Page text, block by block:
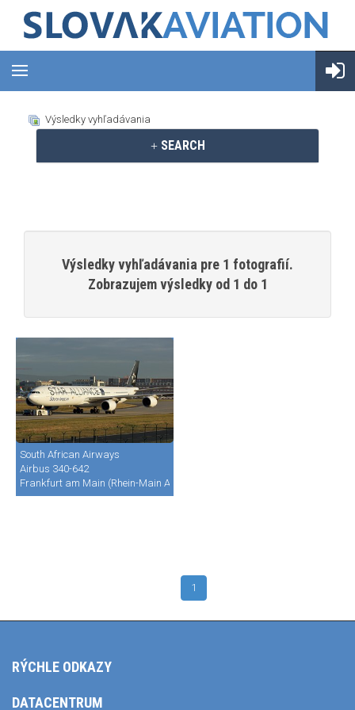
Výsledky vyhľadávania
SEARCH
Výsledky vyhľadávania pre 1 fotografií.
Zobrazujem výsledky od 1 do 1
South African Airways
Airbus 340-642
Frankfurt am Main (Rhein-Main AB) (FRA / FRF / EDDF)
1
RÝCHLE ODKAZY
DATACENTRUM